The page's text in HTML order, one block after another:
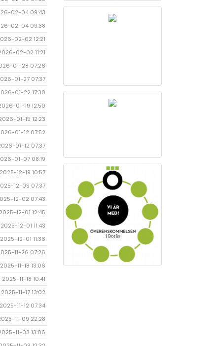
02-04 09:43
02-04 09:38
02-02 12:21
02-02 11:21
01-28 07:26
01-27 07:37
01-22 17:30
01-19 12:50
01-15 12:23
01-12 07:52
01-12 07:37
01-07 08:19
2025-12-19 10:57
12-09 07:37
12-02 07:43
2025-12-01 12:45
2025-12-01 11:43
2025-12-01 11:36
11-26 07:26
2025-11-18 13:06
2025-11-18 10:41
2025-11-17 13:02
2025-11-12 07:34
11-09 22:28
11-03 13:06